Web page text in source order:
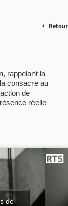
Retour
rappelant la
consacre au
de
réelle
de